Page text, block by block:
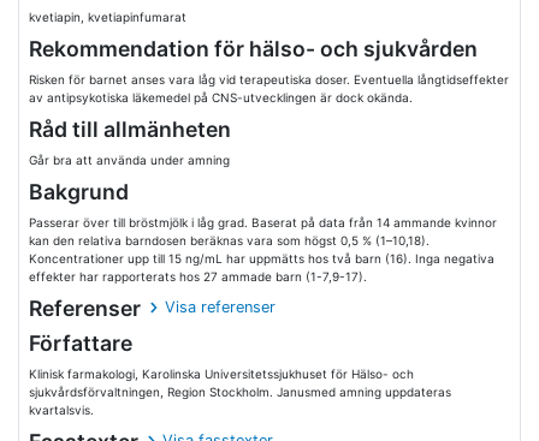
kvetiapin, kvetiapinfumarat
Rekommendation för hälso- och sjukvården
Risken för barnet anses vara låg vid terapeutiska doser. Eventuella långtidseffekter
av antipsykotiska läkemedel på CNS-utvecklingen är dock okända.
Råd till allmänheten
Går bra att använda under amning
Bakgrund
Passerar över till bröstmjölk i låg grad. Baserat på data från 14 ammande kvinnor
kan den relativa barndosen beräknas vara som högst 0,5 % (1–10,18).
Koncentrationer upp till 15 ng/mL har uppmätts hos två barn (16). Inga negativa
effekter har rapporterats hos 27 ammade barn (1-7,9-17).
Referenser Visa referenser
Författare
Klinisk farmakologi, Karolinska Universitetssjukhuset för Hälso- och
sjukvårdsförvaltningen, Region Stockholm. Janusmed amning uppdateras
kvartalsvis.